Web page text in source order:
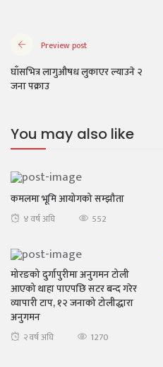
Preview post
घाँसभित्र लागुऔषध लुकाएर ल्याउने २
जना पक्राउ
You may also like
कमलमा भूमि आयोगको सम्झौता
४ वर्ष अघि 552
मोरङको दुर्गापुरीमा अनुगमन टोली
आएको थाहा पाएपछि सटर बन्द गरेर
व्यापारी टाप, १२ जनाको टोलीद्धारा
अनुगमन
२ वर्ष अघि 1270